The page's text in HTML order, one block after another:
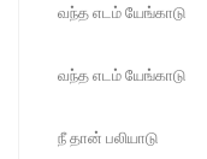
வந்த எடம் யேங்காடு
வந்த எடம் யேங்காடு
நீ தான் பலியாடு